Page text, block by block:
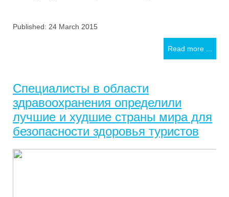
Published: 24 March 2015
Read more ...
Специалисты в области
здравоохранения определили
лучшие и худшие страны мира для
безопасности здоровья туристов